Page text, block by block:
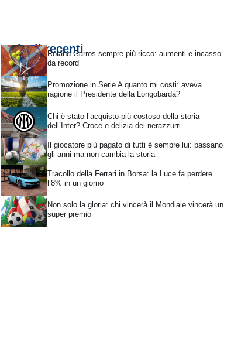
Articoli recentiRoland Garros sempre più ricco: aumenti e incasso
da record
Promozione in Serie A quanto mi costi: aveva
ragione il Presidente della Longobarda?
Chi è stato l’acquisto più costoso della storia
dell’Inter? Croce e delizia dei nerazzurri
Il giocatore più pagato di tutti è sempre lui: passano
gli anni ma non cambia la storia
Tracollo della Ferrari in Borsa: la Luce fa perdere
l’8% in un giorno
Non solo la gloria: chi vincerà il Mondiale vincerà un
super premio